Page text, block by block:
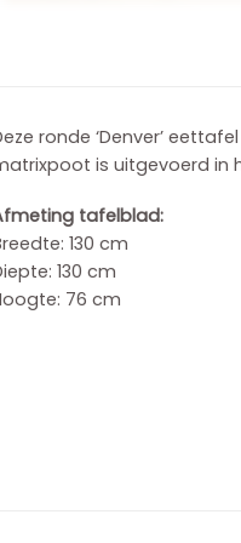
ronde ‘Denver’
is uitgevoerd in
tafelblad:
130 cm
130 cm
76 cm